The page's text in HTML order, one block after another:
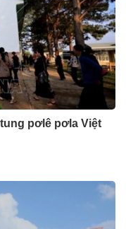
pơlê pơla Việt